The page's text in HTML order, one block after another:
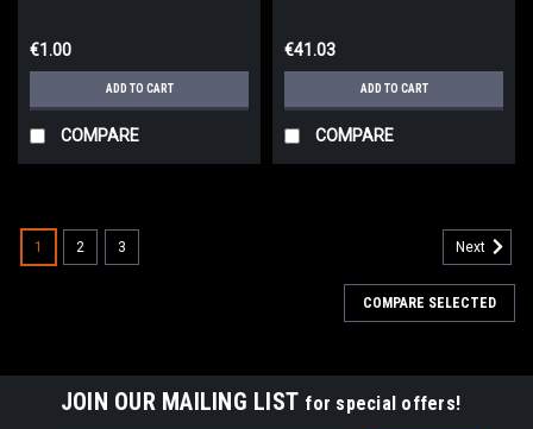
€1.00
ADD TO CART
COMPARE
€41.03
ADD TO CART
COMPARE
1 2 3 Next
COMPARE SELECTED
JOIN OUR MAILING LIST for special offers!